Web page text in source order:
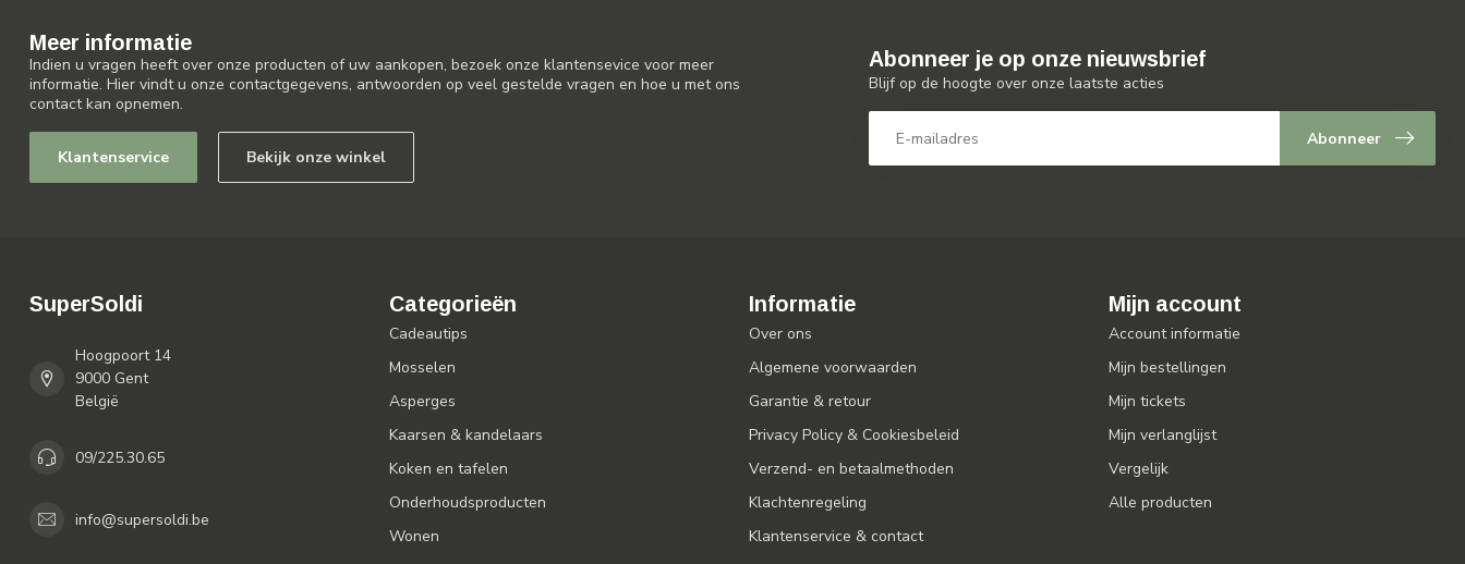
Meer informatie
Indien u vragen heeft over onze producten of uw aankopen, bezoek onze klantensevice voor meer
informatie. Hier vindt u onze contactgegevens, antwoorden op veel gestelde vragen en hoe u met ons
contact kan opnemen.
Klantenservice Bekijk onze winkel
Abonneer je op onze nieuwsbrief
Blijf op de hoogte over onze laatste acties
Abonneer
SuperSoldi
Hoogpoort 14
9000 Gent
België
09/225.30.65
info@supersoldi.be
Categorieën
Cadeautips
Mosselen
Asperges
Kaarsen & kandelaars
Koken en tafelen
Onderhoudsproducten
Wonen
Informatie
Over ons
Algemene voorwaarden
Garantie & retour
Privacy Policy & Cookiesbeleid
Verzend- en betaalmethoden
Klachtenregeling
Klantenservice & contact
Mijn account
Account informatie
Mijn bestellingen
Mijn tickets
Mijn verlanglijst
Vergelijk
Alle producten